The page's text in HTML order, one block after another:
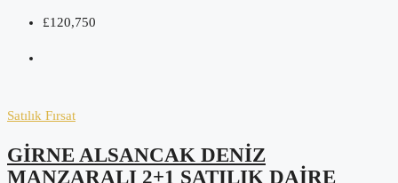
£120,750
Satılık Fırsat
GIRNE ALSANCAK DENIZ
MANZARALI 2+1 SATILIK DAIRE